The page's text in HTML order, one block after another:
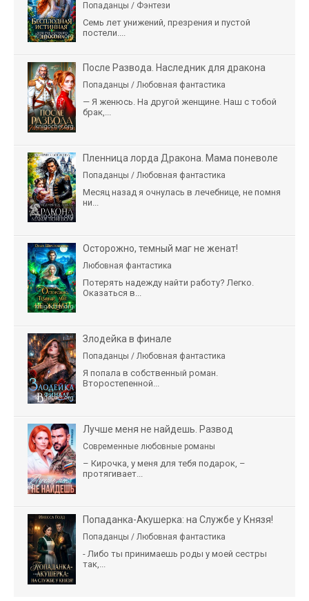
Попаданцы / Фэнтези
Семь лет унижений, презрения и пустой
постели....
После Развода. Наследник для дракона
Попаданцы / Любовная фантастика
— Я женюсь. На другой женщине. Наш с тобой
брак,...
Пленница лорда Дракона. Мама поневоле
Попаданцы / Любовная фантастика
Месяц назад я очнулась в лечебнице, не помня
ни...
Осторожно, темный маг не женат!
Любовная фантастика
Потерять надежду найти работу? Легко.
Оказаться в...
Злодейка в финале
Попаданцы / Любовная фантастика
Я попала в собственный роман.
Второстепенной...
Лучше меня не найдешь. Развод
Современные любовные романы
– Кирочка, у меня для тебя подарок, –
протягивает...
Попаданка-Акушерка: на Службе у Князя!
Попаданцы / Любовная фантастика
- Либо ты принимаешь роды у моей сестры
так,...